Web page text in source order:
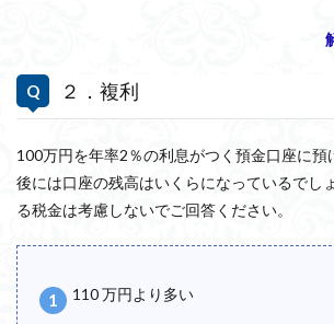
２．複利
100万円を年率2％の利息がつく預金口座に預
後には口座の残高はいくらになっているでし
る税金は考慮しないでご回答ください。
110 万円より多い